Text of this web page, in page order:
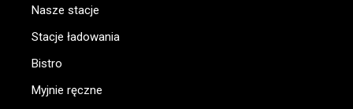
Nasze stacje
Stacje ładowania
Bistro
Myjnie ręczne